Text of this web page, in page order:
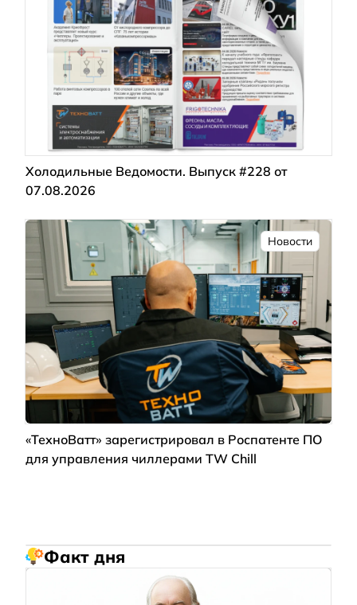
Холодильные Ведомости. Выпуск #228 от
07.08.2026
Новости
«ТехноВатт» зарегистрировал в Роспатенте ПО
для управления чиллерами TW Chill
Факт дня